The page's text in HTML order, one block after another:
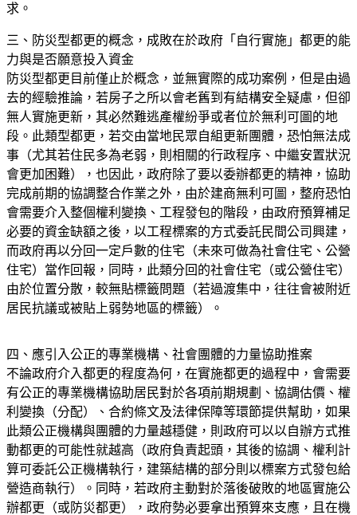
求。
三、防災型都更的概念，成敗在於政府「自行實施」都更的能
力與是否願意投入資金
防災型都更目前僅止於概念，並無實際的成功案例，但是由過
去的經驗推論，若房子之所以會老舊到有結構安全疑慮，但卻
無人實施更新，其必然難逃產權紛爭或者位於無利可圖的地
段。此類型都更，若交由當地民眾自組更新團體，恐怕無法成
事（尤其若住民多為老弱，則相關的行政程序、中繼安置狀況
會更加困難），也因此，政府除了要以委辦都更的精神，協助
完成前期的協調整合作業之外，由於建商無利可圖，整府恐怕
會需要介入整個權利變換、工程發包的階段，由政府預算補足
必要的資金缺額之後，以工程標案的方式委託民間公司興建，
而政府再以分回一定戶數的住宅（未來可做為社會住宅、公營
住宅）當作回報，同時，此類分回的社會住宅（或公營住宅）
由於位置分散，較無貼標籤問題（若過渡集中，往往會被附近
居民抗議或被貼上弱勢地區的標籤）。
四、應引入公正的專業機構、社會團體的力量協助推案
不論政府介入都更的程度為何，在實施都更的過程中，會需要
有公正的專業機構協助居民對於各項前期規劃、協調估價、權
利變換（分配）、合約條文及法律保障等環節提供幫助，如果
此類公正機構與團體的力量越穩健，則政府可以以自辦方式推
動都更的可能性就越高（政府負責起頭，其後的協調、權利計
算可委託公正機構執行，建築結構的部分則以標案方式發包給
營造商執行）。同時，若政府主動對於落後破敗的地區實施公
辦都更（或防災都更），政府勢必要拿出預算來支應，且在機